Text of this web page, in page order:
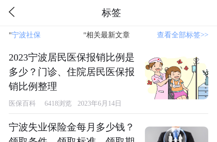
标签
"宁波社保 "相关最新文章 查看全部标签>>
2023宁波居民医保报销比例是
多少？门诊、住院居民医保报
销比例整理
医保百科 6418浏览 2023年6月14日
宁波失业保险金每月多少钱？